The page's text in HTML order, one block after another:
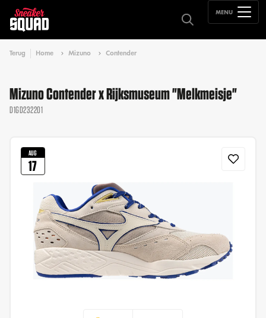
MENU
Terug Home Mizuno Contender
Mizuno Contender x Rijksmuseum "Melkmeisje"
D1GD232201
AUG
17